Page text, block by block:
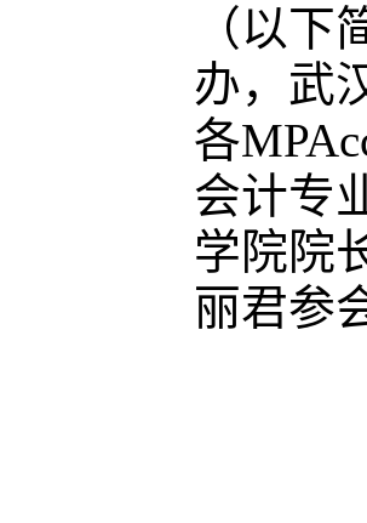
（以
办，武
各
会计专
学院院
丽君参